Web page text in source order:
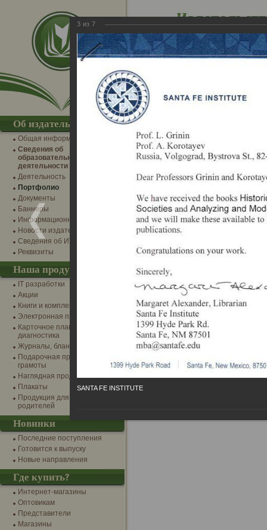
Научная деятельность
Награды, полученные
IT-разработки
→Главная →Фотогалерея→Альбомы
Об издательстве
Общая информация
Сведения об
образовательной
деятельности
Деятельность
Портфолио
Документы
Баннеры
Информационные партнеры
Новости издательства
Сведения об ИТ-деятельности
Реквизиты
Наша продукция
IT разработки
Акции
Книги и комплекты
Электронная продукция
Карточное планирование и
диагностика
Журналы, бланки, канцтовары
Подарочная продукция и
грамоты
Наглядная продукция
Плакаты
Продукция для детей и
родителей
Новинки
Последние поступления
Готовится к выпуску
Новые направления
Где купить?
Интернет-магазины
Оптовикам
Представители
Магазины
3 из 7
SANTA FE INSTITUTE